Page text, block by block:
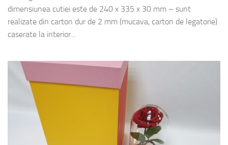
dimensiunea cutiei este de 240 x 335 x 30 mm – sunt
realizate din carton dur de 2 mm (mucava, carton de legatorie)
caserate la interior...